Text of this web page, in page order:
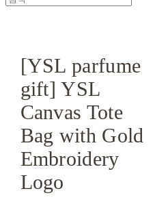
[YSL parfume
gift] YSL
Canvas Tote
Bag with Gold
Embroidery
Logo